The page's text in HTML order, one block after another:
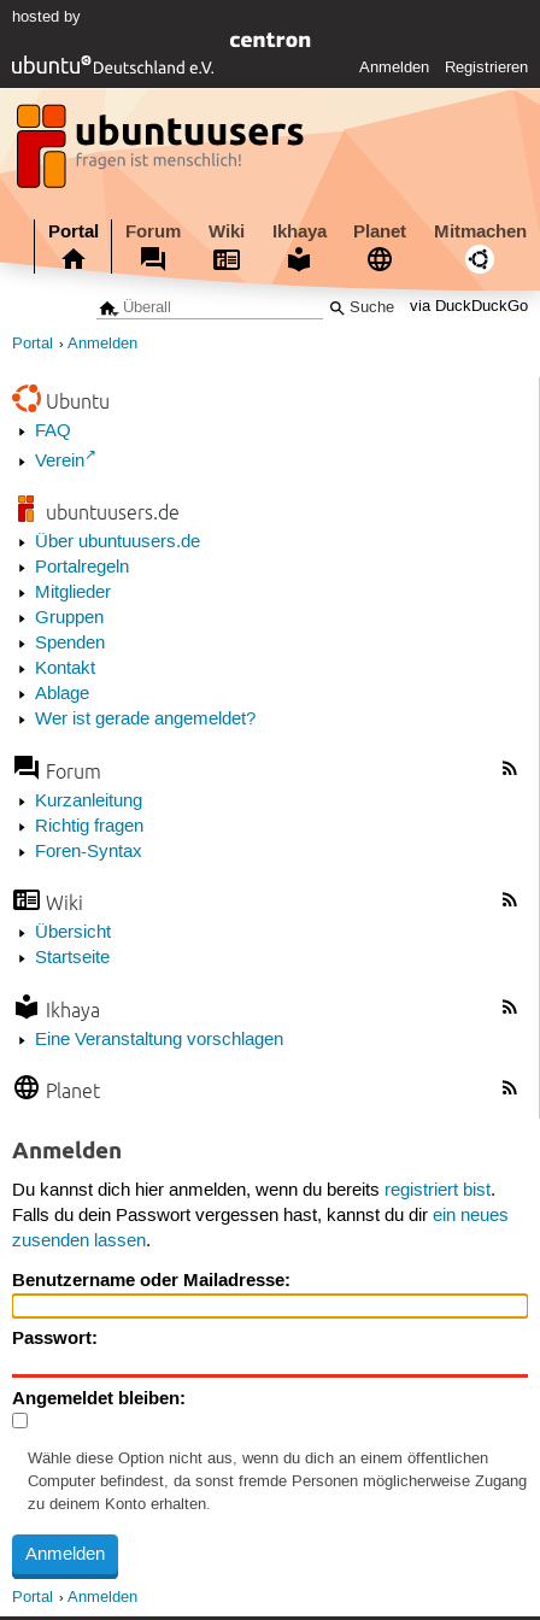
hosted by
Anmelden Registrieren
Portal Forum Wiki Ikhaya Planet Mitmachen
via DuckDuckGo
Portal Anmelden
Ubuntu
FAQ
Verein
ubuntuusers.de
Über ubuntuusers.de
Portalregeln
Mitglieder
Gruppen
Spenden
Kontakt
Ablage
Wer ist gerade angemeldet?
Forum
Kurzanleitung
Richtig fragen
Foren-Syntax
Wiki
Übersicht
Startseite
Ikhaya
Eine Veranstaltung vorschlagen
Planet
Anmelden
Du kannst dich hier anmelden, wenn du bereits registriert bist.
Falls du dein Passwort vergessen hast, kannst du dir ein neues
zusenden lassen.
Benutzername oder Mailadresse:
Passwort:
Angemeldet bleiben:
Wähle diese Option nicht aus, wenn du dich an einem öffentlichen
Computer befindest, da sonst fremde Personen möglicherweise Zugang
zu deinem Konto erhalten.
Portal Anmelden